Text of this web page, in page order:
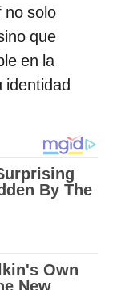
no solo
que
en la
identidad